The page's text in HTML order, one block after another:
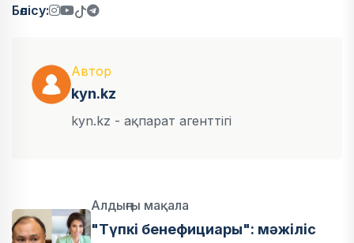
Бөлісу:
Автор
kyn.kz
kyn.kz - ақпарат агенттігі
Алдыңғы мақала
"Түпкі бенефициары": мәжіліс